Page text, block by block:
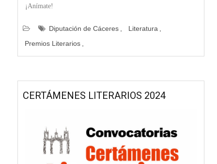
¡Anímate!
Diputación de Cáceres
Literatura
Premios Literarios
CERTÁMENES LITERARIOS 2024